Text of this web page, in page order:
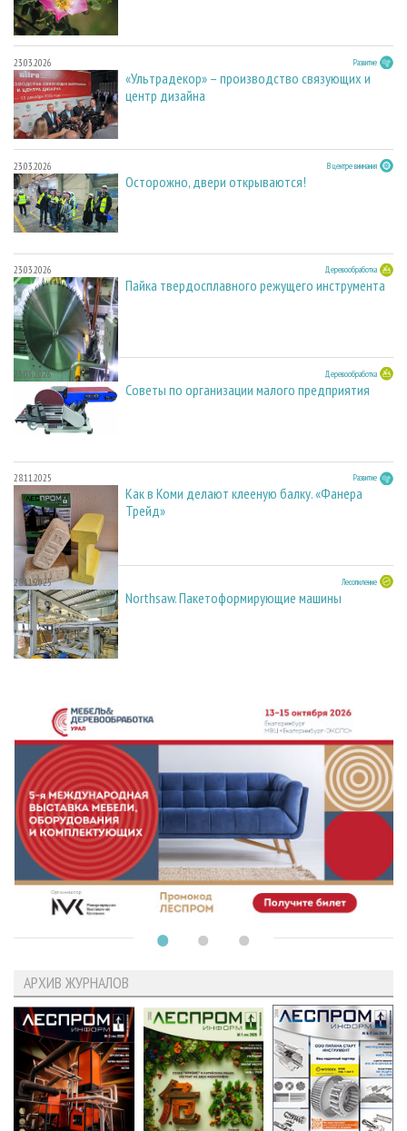
23.03.2026 Развитие
«Ультрадекор» – производство связующих и
центр дизайна
23.03.2026 В центре внимания
Осторожно, двери открываются!
23.03.2026 Деревообработка
Пайка твердосплавного режущего инструмента
23.03.2026 Деревообработка
Советы по организации малого предприятия
28.11.2025 Развитие
Как в Коми делают клееную балку. «Фанера
Трейд»
28.11.2025 Лесопиление
Northsaw. Пакетоформирующие машины
АРХИВ ЖУРНАЛОВ